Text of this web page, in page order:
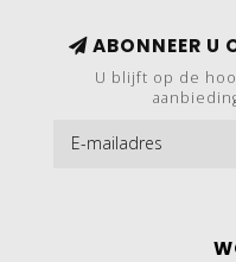
ABONNEER U
U blijft op de